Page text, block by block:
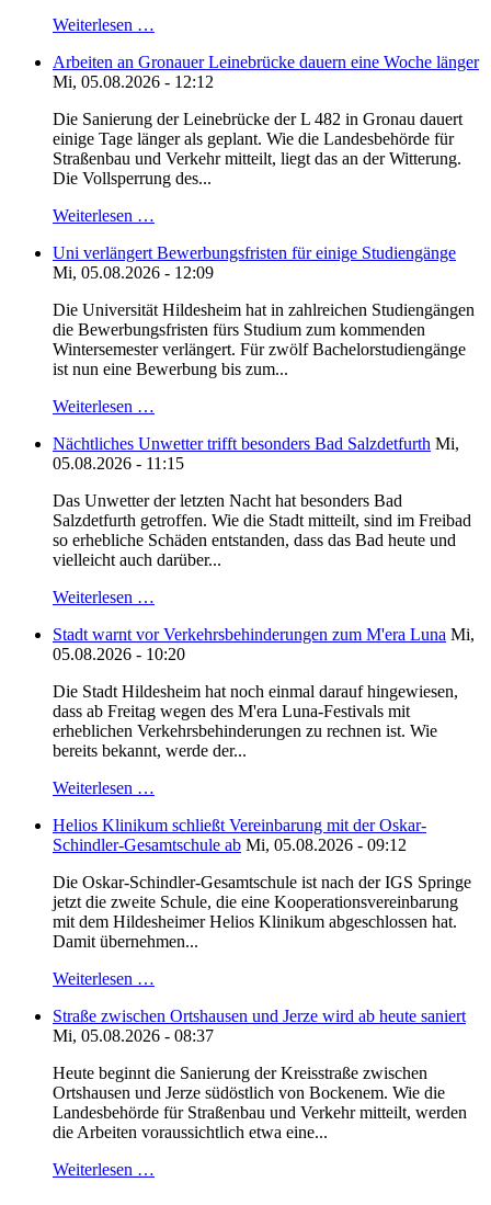
Weiterlesen …
Arbeiten an Gronauer Leinebrücke dauern eine Woche länger
Mi, 05.08.2026 - 12:12
Die Sanierung der Leinebrücke der L 482 in Gronau dauert
einige Tage länger als geplant. Wie die Landesbehörde für
Straßenbau und Verkehr mitteilt, liegt das an der Witterung.
Die Vollsperrung des...
Weiterlesen …
Uni verlängert Bewerbungsfristen für einige Studiengänge
Mi, 05.08.2026 - 12:09
Die Universität Hildesheim hat in zahlreichen Studiengängen
die Bewerbungsfristen fürs Studium zum kommenden
Wintersemester verlängert. Für zwölf Bachelorstudiengänge
ist nun eine Bewerbung bis zum...
Weiterlesen …
Nächtliches Unwetter trifft besonders Bad Salzdetfurth Mi,
05.08.2026 - 11:15
Das Unwetter der letzten Nacht hat besonders Bad
Salzdetfurth getroffen. Wie die Stadt mitteilt, sind im Freibad
so erhebliche Schäden entstanden, dass das Bad heute und
vielleicht auch darüber...
Weiterlesen …
Stadt warnt vor Verkehrsbehinderungen zum M'era Luna Mi,
05.08.2026 - 10:20
Die Stadt Hildesheim hat noch einmal darauf hingewiesen,
dass ab Freitag wegen des M'era Luna-Festivals mit
erheblichen Verkehrsbehinderungen zu rechnen ist. Wie
bereits bekannt, werde der...
Weiterlesen …
Helios Klinikum schließt Vereinbarung mit der Oskar-
Schindler-Gesamtschule ab Mi, 05.08.2026 - 09:12
Die Oskar-Schindler-Gesamtschule ist nach der IGS Springe
jetzt die zweite Schule, die eine Kooperationsvereinbarung
mit dem Hildesheimer Helios Klinikum abgeschlossen hat.
Damit übernehmen...
Weiterlesen …
Straße zwischen Ortshausen und Jerze wird ab heute saniert
Mi, 05.08.2026 - 08:37
Heute beginnt die Sanierung der Kreisstraße zwischen
Ortshausen und Jerze südöstlich von Bockenem. Wie die
Landesbehörde für Straßenbau und Verkehr mitteilt, werden
die Arbeiten voraussichtlich etwa eine...
Weiterlesen …